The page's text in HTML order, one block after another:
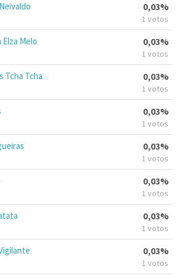
0,03%
1 votos
Melo 0,03%
1 votos
Tcha Tcha 0,03%
1 votos
0,03%
1 votos
0,03%
1 votos
0,03%
1 votos
0,03%
1 votos
0,03%
1 votos